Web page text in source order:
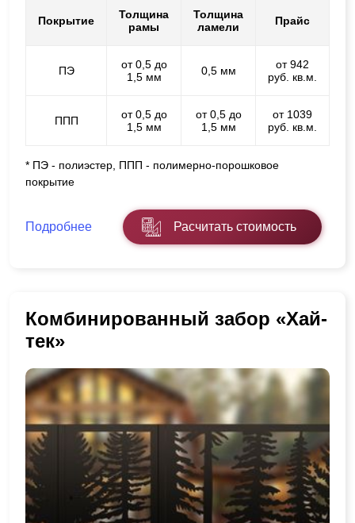
Покрытие
Толщина
рамы
Толщина
ламели
Прайс
ПЭ
от 0,5 до
1,5 мм
0,5 мм
от 942
руб. кв.м.
ППП
от 0,5 до
1,5 мм
от 0,5 до
1,5 мм
от 1039
руб. кв.м.
* ПЭ - полиэстер, ППП - полимерно-порошковое
покрытие
Подробнее Расчитать стоимость
Комбинированный забор «Хай-
тек»